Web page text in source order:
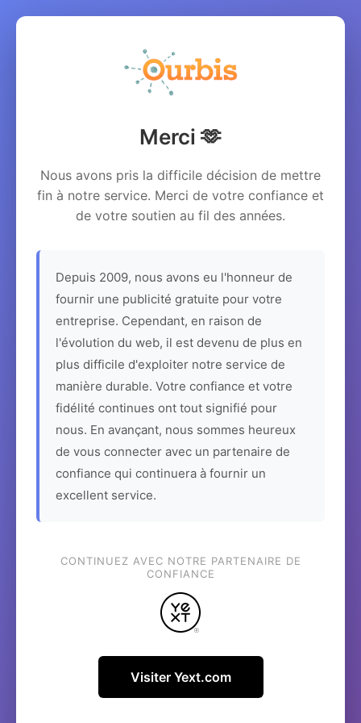
Merci 🫶
Nous avons pris la difficile décision de mettre
fin à notre service. Merci de votre confiance et
de votre soutien au fil des années.
Depuis 2009, nous avons eu l'honneur de
fournir une publicité gratuite pour votre
entreprise. Cependant, en raison de
l'évolution du web, il est devenu de plus en
plus difficile d'exploiter notre service de
manière durable. Votre confiance et votre
fidélité continues ont tout signifié pour
nous. En avançant, nous sommes heureux
de vous connecter avec un partenaire de
confiance qui continuera à fournir un
excellent service.
CONTINUEZ AVEC NOTRE PARTENAIRE DE
CONFIANCE
Visiter Yext.com